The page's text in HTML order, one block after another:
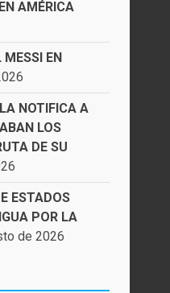
AMÉRICA
MESSI EN
NOTIFICA A
LOS
DE SU
ESTADOS
POR LA
de 2026